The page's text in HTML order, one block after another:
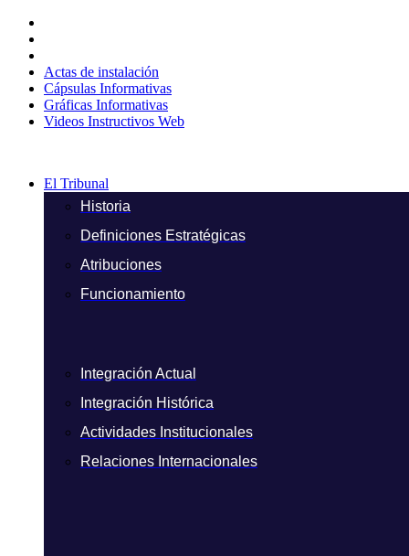
contenido
Actas de instalación
Cápsulas Informativas
Gráficas Informativas
Videos Instructivos Web
El Tribunal
Historia
Definiciones Estratégicas
Atribuciones
Funcionamiento
Integración Actual
Integración Histórica
Actividades Institucionales
Relaciones Internacionales